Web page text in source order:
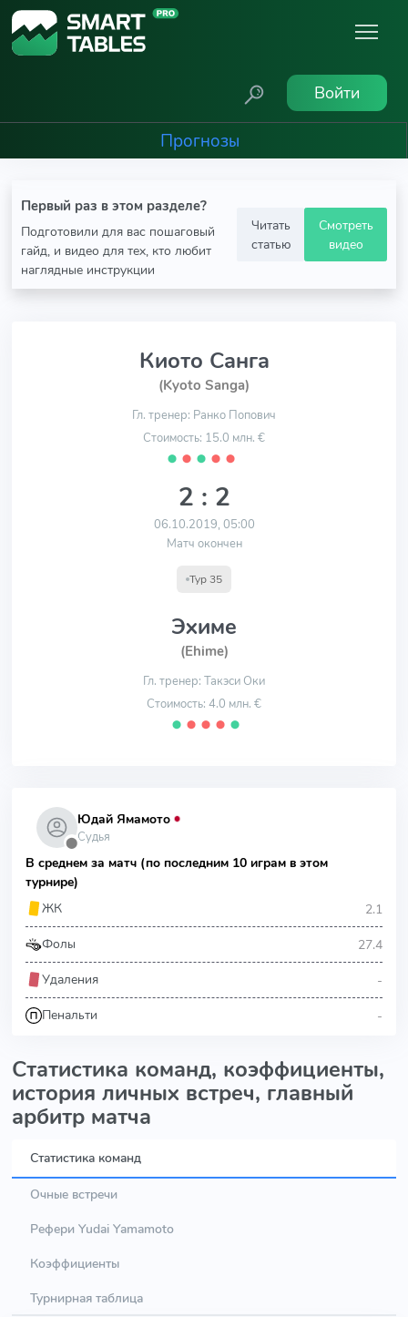
Войти
Прогнозы
Первый раз в этом разделе?
Подготовили для вас пошаговый
гайд, и видео для тех, кто любит
наглядные инструкции
Читать
статью
Смотреть
видео
Киото Санга
(Kyoto Sanga)
Гл. тренер: Ранко Попович
Стоимость: 15.0 млн. €
⬤ ⬤ ⬤ ⬤ ⬤
2 : 2
06.10.2019, 05:00
Матч окончен
Тур 35
Эхиме
(Ehime)
Гл. тренер: Такэси Оки
Стоимость: 4.0 млн. €
⬤ ⬤ ⬤ ⬤ ⬤
⬤
Юдай Ямамото
Судья
В среднем за матч (по последним 10 играм в этом
турнире)
ЖК
2.1
Фолы 27.4
Удаления -
Пенальти -
Статистика команд, коэффициенты,
история личных встреч, главный
арбитр матча
Статистика команд
Очные встречи
Рефери Yudai Yamamoto
Коэффициенты
Турнирная таблица